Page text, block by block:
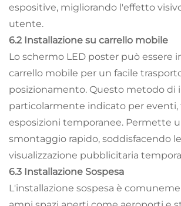
espositive, migliorando l'effetto
utente.
6.2 Installazione su carrello mobile
Lo schermo LED poster può essere
carrello mobile per un facile
posizionamento. Questo metodo di
particolarmente indicato per eventi,
esposizioni temporanee. Permette
smontaggio rapido, soddisfacendo
visualizzazione pubblicitaria
6.3 Installazione Sospesa
L'installazione sospesa è